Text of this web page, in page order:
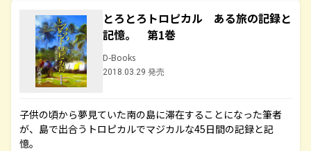
とろとろトロピカル ある旅の記録と
記憶。 第1巻
D-Books
2018.03.29 発売
子供の頃から夢見ていた南の島に滞在することになった筆者
が、島で出合うトロピカルでマジカルな45日間の記録と記
憶。